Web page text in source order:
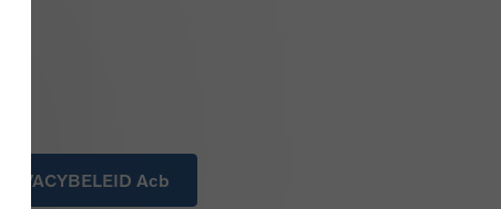
PRIVACYBELEID Acb